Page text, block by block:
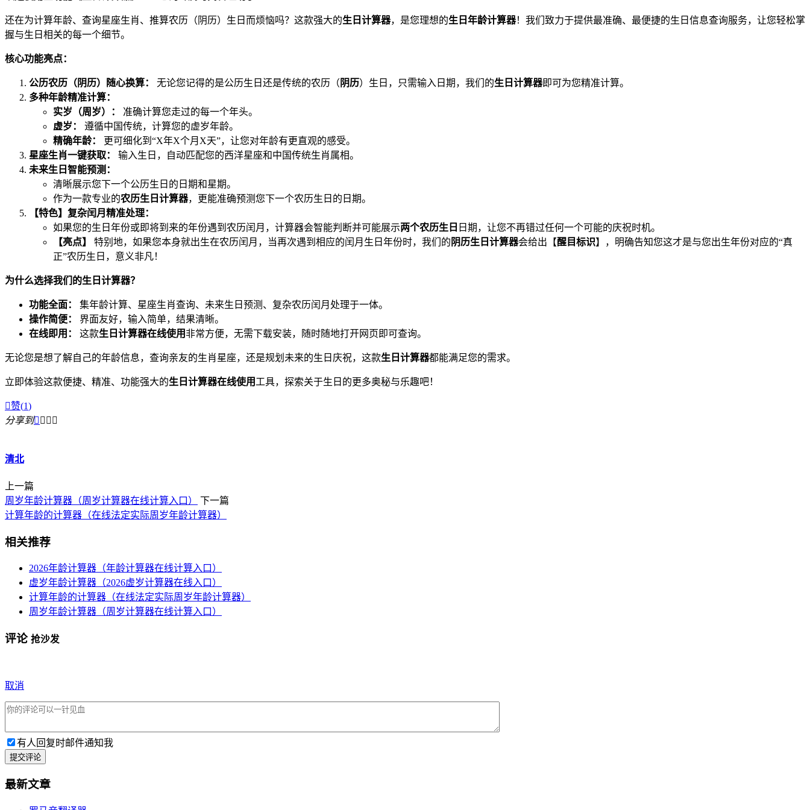
还在为计算年龄、查询星座生肖、推算农历（阴历）生日而烦恼吗？这款强大的生日计算器，是您理想的生日年龄计算器！我们致力于提供最准确、最便捷的生日信息查询服务，让您轻松掌
握与生日相关的每一个细节。
核心功能亮点：
公历农历（阴历）随心换算： 无论您记得的是公历生日还是传统的农历（ 阴历）生日，只需输入日期，我们的生日计算器即可为您精准计算。
多种年龄精准计算：
实岁（周岁）：
准确计算您走过的每一个年头。
虚岁：
遵循中国传统，计算您的虚岁年龄。
精确年龄：
更可细化到“X年X个月X天”，让您对年龄有更直观的感受。
星座生肖一键获取：
输入生日，自动匹配您的西洋星座和中国传统生肖属相。
未来生日智能预测：
清晰展示您下一个公历生日的日期和星期。
作为一款专业的农历生日计算器，更能准确预测您下一个农历生日的日期。
【特色】复杂闰月精准处理：
如果您的生日年份或即将到来的年份遇到农历闰月，计算器会智能判断并可能展示两个农历生日 日期，让您不再错过任何一个可能的庆祝时机。
【亮点】
特别地，如果您本身就出生在农历闰月，当再次遇到相应的闰月生日年份时，我们的 阴历生日计算器会给出【醒目标识】，明确告知您这才是与您出生年份对应的“真
正”农历生日，意义非凡！
为什么选择我们的生日计算器？
功能全面：
集年龄计算、星座生肖查询、未来生日预测、复杂农历闰月处理于一体。
操作简便：
界面友好，输入简单，结果清晰。
在线即用：
这款生日计算器在线使用非常方便，无需下载安装，随时随地打开网页即可查询。
无论您是想了解自己的年龄信息，查询亲友的生肖星座，还是规划未来的生日庆祝，这款生日计算器都能满足您的需求。
立即体验这款便捷、精准、功能强大的生日计算器在线使用 工具，探索关于生日的更多奥秘与乐趣吧！
赞(1)
分享到   
清北
上一篇
周岁年龄计算器（周岁计算器在线计算入口）
下一篇
计算年龄的计算器（在线法定实际周岁年龄计算器）
相关推荐
2026年龄计算器（年龄计算器在线计算入口）
虚岁年龄计算器（2026虚岁计算器在线入口）
计算年龄的计算器（在线法定实际周岁年龄计算器）
周岁年龄计算器（周岁计算器在线计算入口）
评论 抢沙发
取消
有人回复时邮件通知我
提交评论
最新文章